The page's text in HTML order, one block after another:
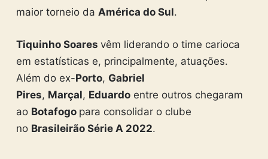
maior torneio da América do Sul.
Tiquinho Soares vêm liderando o time carioca
em estatísticas e, principalmente, atuações.
Além do ex-Porto, Gabriel
Pires, Marçal, Eduardoentre outros chegaram
ao Botafogo para consolidar o clube
no Brasileirão Série A 2022.